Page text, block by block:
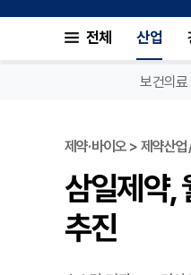
전체 산업
보건의료
제약·바이오 > 제약산
삼일제약,
추진